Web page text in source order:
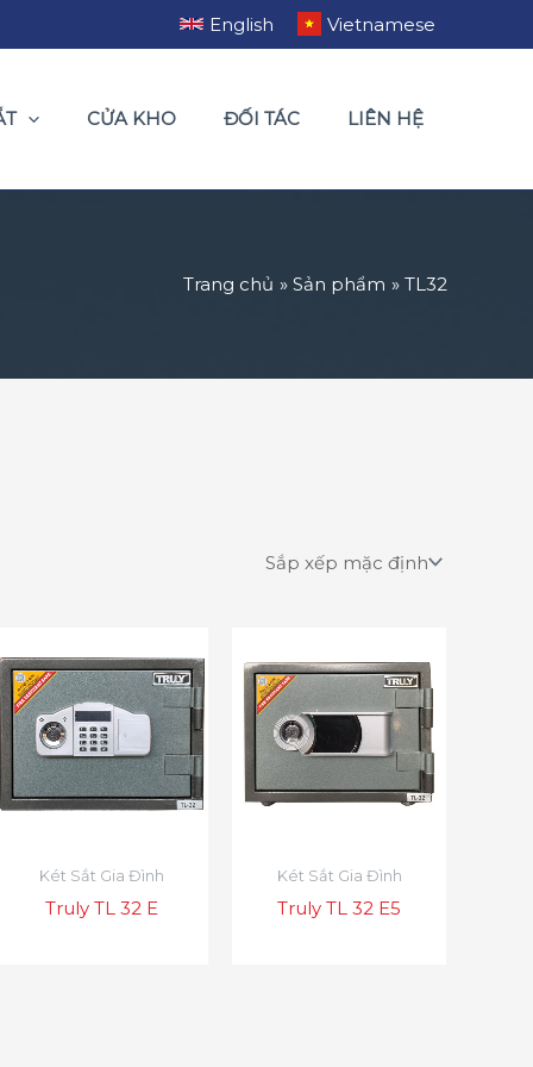
English Vietnamese
CỬA KHO ĐỐI TÁC LIÊN HỆ
Trang chủ Sản phẩm TL32
Két Sắt Gia Đình
Truly TL 32 E
Két Sắt Gia Đình
Truly TL 32 E5